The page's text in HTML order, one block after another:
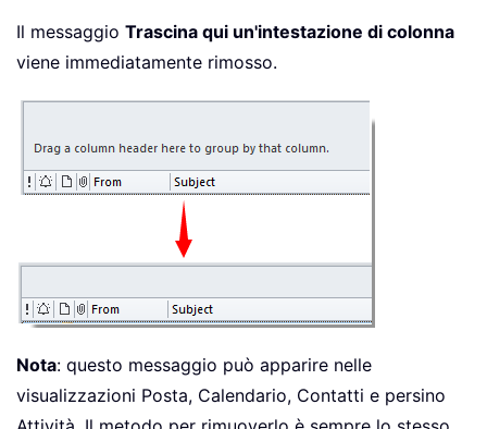
Il messaggio Trascina qui un'intestazione di colonna
viene immediatamente rimosso.
Nota: questo messaggio può apparire nelle
visualizzazioni Posta, Calendario, Contatti e persino